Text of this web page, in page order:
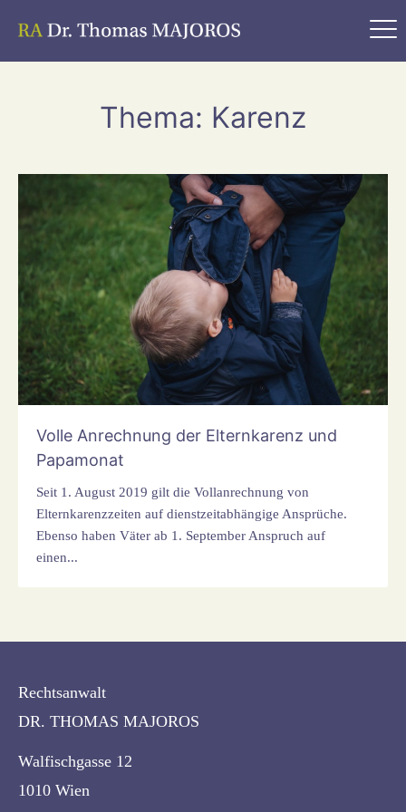
Thema: Karenz
Volle Anrechnung der Elternkarenz und
Papamonat
Seit 1. August 2019 gilt die Vollanrechnung von
Elternkarenzzeiten auf dienstzeitabhängige Ansprüche.
Ebenso haben Väter ab 1. September Anspruch auf
einen...
Rechtsanwalt
DR. THOMAS MAJOROS
Walfischgasse 12
1010 Wien